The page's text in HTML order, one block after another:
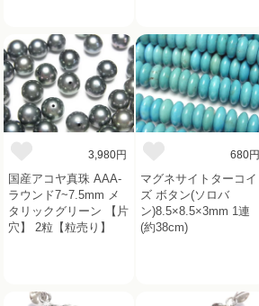
3,980円
国産アコヤ真珠 AAA-
ラウンド7~7.5mm メ
タリックグリーン 【片
穴】 2粒【粒売り】
680円
マグネサイトターコイ
ズ ボタン(ソロバ
ン)8.5×8.5×3mm 1連
(約38cm)